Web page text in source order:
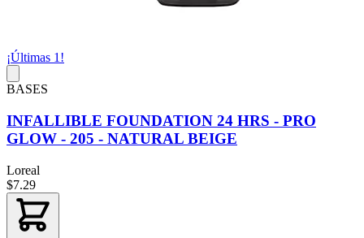
¡Últimas 1!
BASES
INFALLIBLE FOUNDATION 24 HRS - PRO
GLOW - 205 - NATURAL BEIGE
Loreal
$7.29